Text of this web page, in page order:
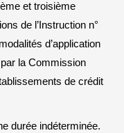
et troisième
de l’Instruction n°
d’application
la Commission
de crédit
durée indéterminée.